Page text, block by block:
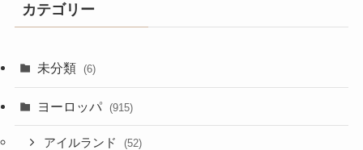
カテゴリー
未分類 (6)
ヨーロッパ (915)
アイルランド (52)